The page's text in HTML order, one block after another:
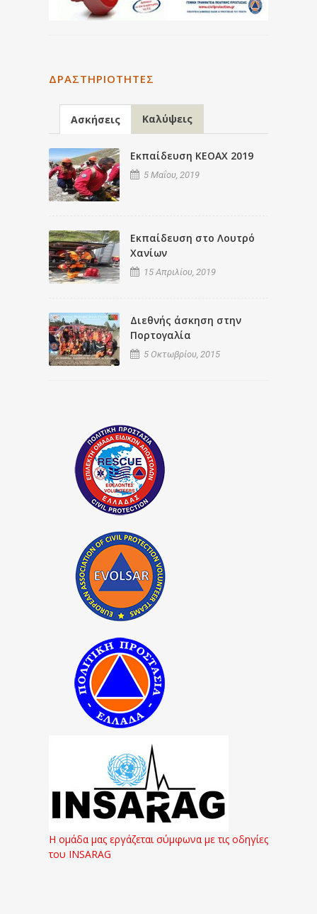
ΔΡΑΣΤΗΡΙΌΤΗΤΕΣ
Ασκήσεις Καλύψεις
Εκπαίδευση ΚΕΟΑΧ 2019
5 Μαΐου, 2019
Εκπαίδευση στο Λουτρό
Χανίων
15 Απριλίου, 2019
Διεθνής άσκηση στην
Πορτογαλία
5 Οκτωβρίου, 2015
Η ομάδα μας εργάζεται σύμφωνα με τις οδηγίες
του INSARAG